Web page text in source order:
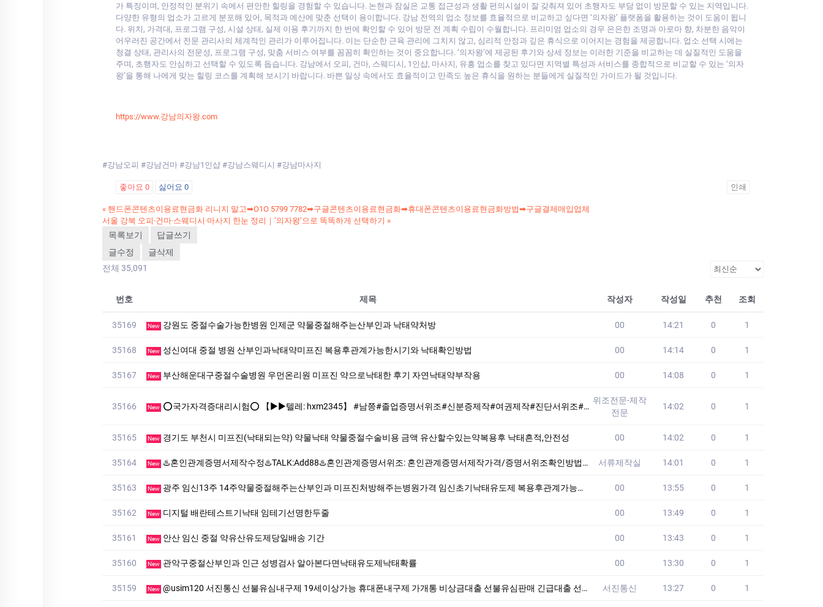
가 특징이며, 안정적인 분위기 속에서 편안한 힐링을 경험할 수 있습니다. 논현과 잠실은 교통 접근성과 생활 편의시설이 잘 갖춰져 있어 초행자도 부담 없이 방문할 수 있는 지역입니다.
다양한 유형의 업소가 고르게 분포해 있어, 목적과 예산에 맞춘 선택이 용이합니다. 강남 전역의 업소 정보를 효율적으로 비교하고 싶다면 ‘의자왕’ 플랫폼을 활용하는 것이 도움이 됩니
다. 위치, 가격대, 프로그램 구성, 시설 상태, 실제 이용 후기까지 한 번에 확인할 수 있어 방문 전 계획 수립이 수월합니다. 프리미엄 업소의 경우 은은한 조명과 아로마 향, 차분한 음악이
어우러진 공간에서 전문 관리사의 체계적인 관리가 이루어집니다. 이는 단순한 근육 관리에 그치지 않고, 심리적 안정과 깊은 휴식으로 이어지는 경험을 제공합니다. 업소 선택 시에는
청결 상태, 관리사의 전문성, 프로그램 구성, 맞춤 서비스 여부를 꼼꼼히 확인하는 것이 중요합니다. ‘의자왕’에 제공된 후기와 상세 정보는 이러한 기준을 비교하는 데 실질적인 도움을
주며, 초행자도 안심하고 선택할 수 있도록 돕습니다. 강남에서 오피, 건마, 스웨디시, 1인샵, 마사지, 유흥 업소를 찾고 있다면 지역별 특성과 서비스를 종합적으로 비교할 수 있는 ‘의자
왕’을 통해 나에게 맞는 힐링 코스를 계획해 보시기 바랍니다. 바쁜 일상 속에서도 효율적이고 만족도 높은 휴식을 원하는 분들에게 실질적인 가이드가 될 것입니다.
https://www.강남의자왕.com
#강남오피 #강남건마 #강남1인샵 #강남스웨디시 #강남마사지
좋아요 0 싫어요 0 인쇄
« 핸드폰콘텐츠이용료현금화 리니지 말고➡O1O 5799 7782➡구글콘텐츠이용료현금화➡휴대폰콘텐츠이용료현금화방법➡구글결제매입업체
서울 강북 오피·건마·스웨디시·마사지 한눈 정리｜‘의자왕’으로 똑똑하게 선택하기 »
목록보기
답글쓰기
글수정
글삭제
전체 35,091
번호 제목 작성자 작성일 추천 조회
35169 New 강원도 중절수술가능한병원 인제군 약물중절해주는산부인과 낙­태약처방 00 14:21 0 1
35168 New 성신여대 중절 병원 산부인과낙태약미프진 복용후관계가능한시기와 낙태확인방법 00 14:14 0 1
35167 New 부산해운대구중절수술병원 우먼온리원 미프진 약으로낙태한 후기 자연낙태약부작용 00 14:08 0 1
35166 New ⭕️국가자격증대리시험⭕️ 【▶▶텔레: hxm2345】 #남쯩#졸업증명서위조#신분증제작#여권제작#진단서위조#여쯩⭕️ #자격증대리시험 #토익대리시험 #텝스대리시험 #수능대리시험 #토익스피킹대리시험 #텝스스피킹대리시험 #전기기사대리시
위조전문-제작
전문
14:02 0 1
35165 New 경기도 부천시 미프진(낙태되는약) 약물낙태 약물중절수술비용 금액 유산할수있는약복용후 낙태흔적,안전성 00 14:02 0 1
35164 New ♨️혼인관계증명서제작수정♨️TALK:Add88♨️혼인관계증명서위조: 혼인관계증명서제작가격/증명서위조확인방법 제작:위조 이혼확인서 혼인관계증명서 제작/위조 통장위조업체 졸업증명서제작 학력증명서위조 -빠른제작/확실한퀄리티/원본 서류제작실 14:01 0 1
35163 New 광주 임신13주 14주약물중절해주는산부인과 미프진처방해주는병원가격 임신초기낙태유도제 복용후관계가능한시기와 낙태확인방법 00 13:55 0 1
35162 New 디지털 배란테스트기낙태 임테기선명한두줄 00 13:49 0 1
35161 New 안산 임신 중절 약유산유도제당일배송 기간 00 13:43 0 1
35160 New 관악구중절산부인과 인근 성병검사 알아본다면낙태유도제낙태확률 00 13:30 0 1
35159 New @usim120 서진통신 선불유심내구제 19세이상가능 휴대폰내구제 가개통 비상금대출 선불유심판매 긴급대출 선불유심매입 카드깡 앱테크 선불유심맛집 서진통신 13:27 0 1